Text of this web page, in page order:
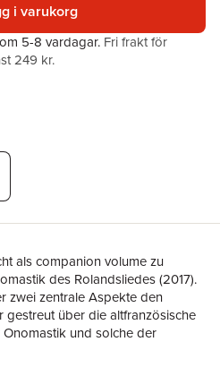
i varukorg
5-8 vardagar. Fri frakt för
249 kr.
als companion volume zu
des Rolandsliedes (2017).
zwei zentrale Aspekte den
gestreut über die altfranzösische
und solche der
hier greifen sie meist sogar